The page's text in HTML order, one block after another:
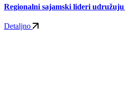
Regionalni sajamski lideri udružuju
Detaljno